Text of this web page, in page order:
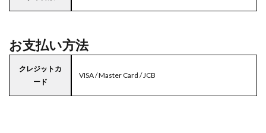
お支払い方法
クレジットカ
ード
VISA / Master Card / JCB